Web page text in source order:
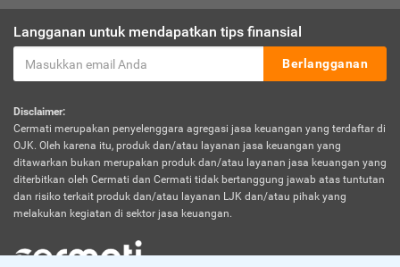
Langganan untuk mendapatkan tips finansial
Berlangganan
Disclaimer:
Cermati merupakan penyelenggara agregasi jasa keuangan yang terdaftar di
OJK. Oleh karena itu, produk dan/atau layanan jasa keuangan yang
ditawarkan bukan merupakan produk dan/atau layanan jasa keuangan yang
diterbitkan oleh Cermati dan Cermati tidak bertanggung jawab atas tuntutan
dan risiko terkait produk dan/atau layanan LJK dan/atau pihak yang
melakukan kegiatan di sektor jasa keuangan.